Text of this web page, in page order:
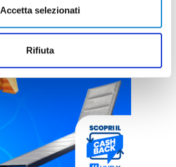
Accetta selezionati
Rifiuta